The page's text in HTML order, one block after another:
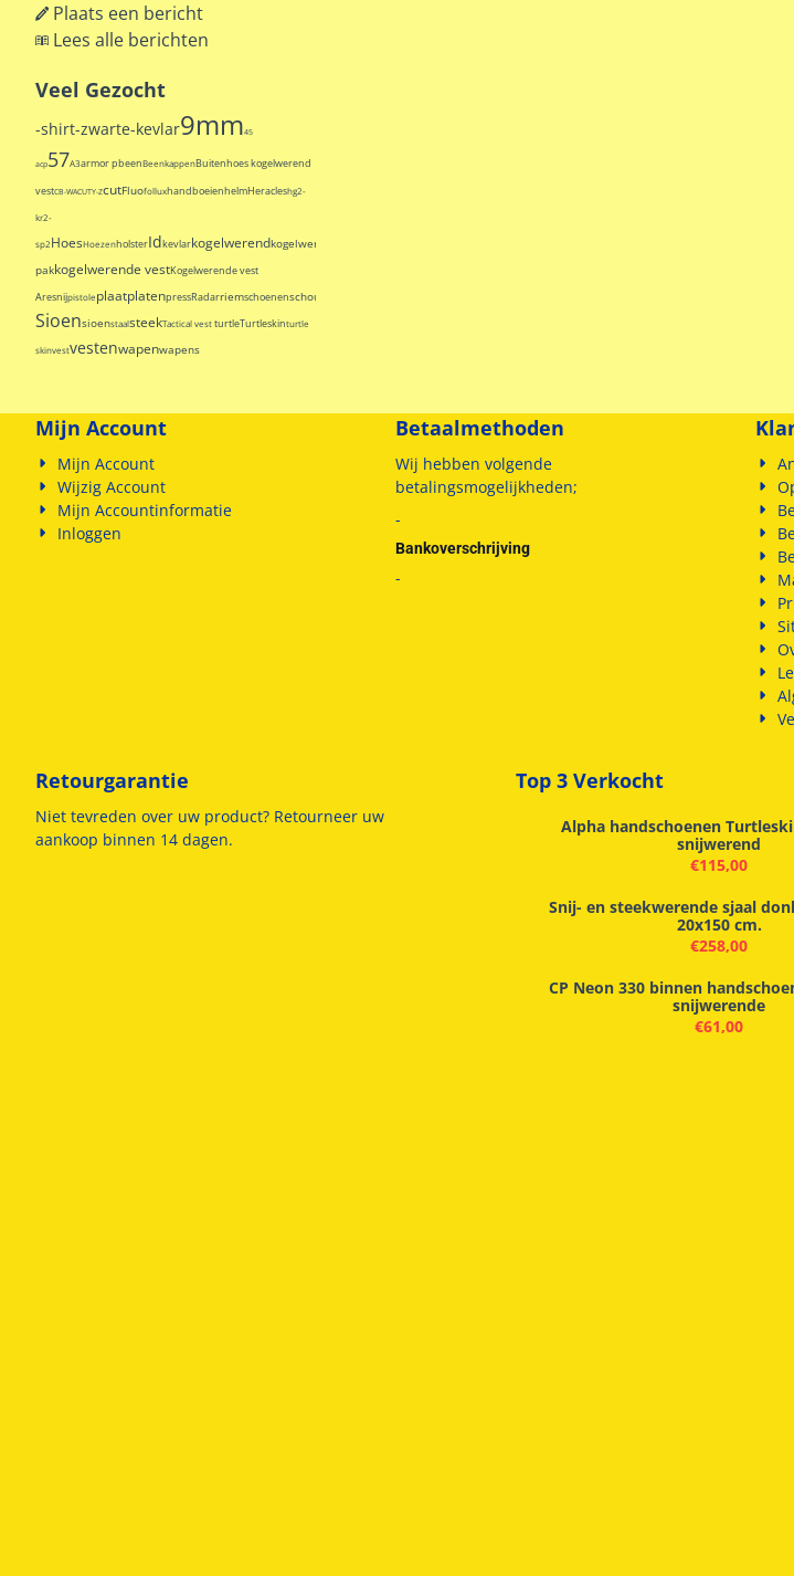
Plaats een bericht
Lees alle berichten
Veel Gezocht
-shirt-zwarte-kevlar9mm45
acp57A3armor pbeenBeenkappenBuitenhoes kogelwerend
vestCB-WACUTY-ZcutFluofolluxhandboeienhelmHeracleshg2-
kr2-
sp2HoesHoezenholsterIdkevlarkogelwerendkogelwerende
pakkogelwerende vestKogelwerende vest
AresnijpistoleplaatplatenpressRadarriemschoenenschouder
SioensioenstaalsteekTactical vestturtleTurtleskinturtle
skinvestvestenwapenwapens
Mijn Account
Mijn Account
Wijzig Account
Mijn Accountinformatie
Inloggen
Betaalmethoden
Wij hebben volgende
betalingsmogelijkheden;
-
Bankoverschrijving
-
Retourgarantie
Niet tevreden over uw product? Retourneer uw
aankoop binnen 14 dagen.
Top 3 Verkocht
Alpha handschoenen
snijwerend
€115,00
Snij- en steekwerende sjaal
20x150 cm.
€258,00
CP Neon 330 binnen
snijwerende
€61,00